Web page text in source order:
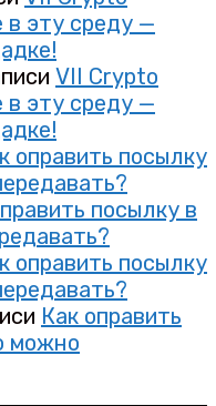
в эту среду —
VII Crypto
в эту среду —
оправить посылку
посылку в
оправить посылку
Как оправить
можно